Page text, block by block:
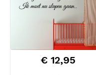
€ 12,95